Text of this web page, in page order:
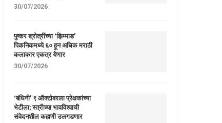
30/07/2026
पुष्कर श्रोत्रींच्या ‘झिम्माड’
पिकनिकमध्ये ६० हून अधिक मराठी
कलाकार एकत्र येणार
30/07/2026
‘बंधिनी’ ९ ऑक्टोबरला प्रेक्षकांच्या
भेटीला; स्त्रीच्या भावविश्वाची
संवेदनशील कहाणी उलगडणार